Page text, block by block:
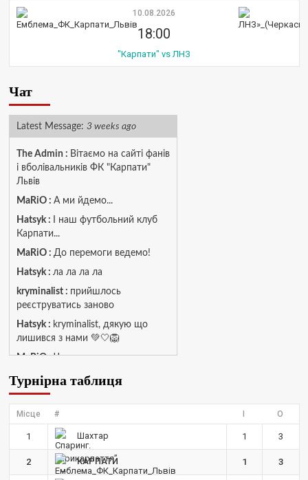
10.08.2026
18:00
"Карпати" vs ЛНЗ
Чат
Latest Message: 3 weeks ago
The Admin : Вітаємо на сайті фанів
і вболівальників ФК "Карпати"
Львів
MaRiO : А ми йдемо...
Hatsyk :
І наш футбольний клуб
Карпати...
MaRiO : До перемоги ведемо!
Hatsyk : ла ла ла ла
kryminalist : прийшлось
реєструватись заново
Hatsyk : kryminalist, дякую що
лишився з нами 💚🤍🦁
MaRiO :Чат потрохи оживає, то
MaRiO :
Знов у клубі бардак...
Hatsyk :
Все буде добре
Torsida_LEMBERG_1963 :
привіт, знову з вами)
Hatsyk :
Torsida_LEMBERG_1963 ,
радий вітати 🙌 🦁
Турнірна таблиця
Місце # І О
1 Шахтар 1 3
2 КАРПАТИ 1 3